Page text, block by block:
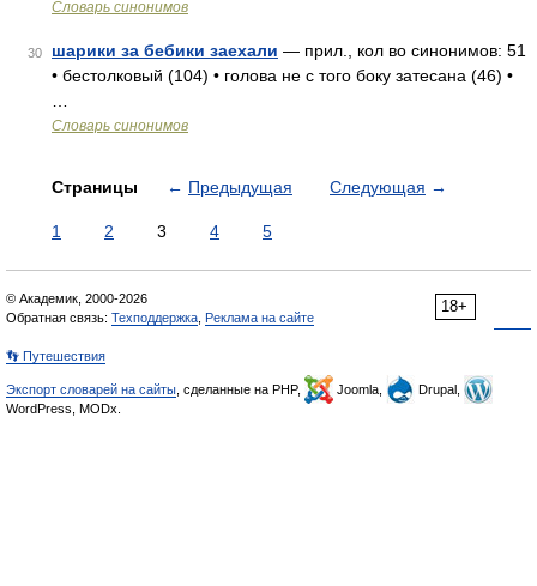
Словарь синонимов
30 шарики за бебики заехали — прил., кол во синонимов: 51
• бестолковый (104) • голова не с того боку затесана (46) •
Словарь синонимов
Страницы ← Предыдущая Следующая →
1 2 3 4 5
18+
© Академик, 2000-2026
Обратная связь: Техподдержка Реклама на сайте
👣 Путешествия
Экспорт словарей на сайты , сделанные на PHP, Joomla,
Drupal,
WordPress, MODx.